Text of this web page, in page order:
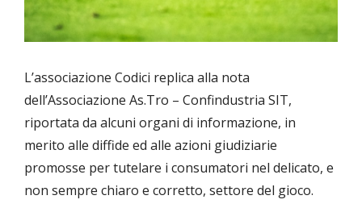
L’associazione Codici replica alla nota
dell’Associazione As.Tro – Confindustria SIT,
riportata da alcuni organi di informazione, in
merito alle diffide ed alle azioni giudiziarie
promosse per tutelare i consumatori nel delicato, e
non sempre chiaro e corretto, settore del gioco.